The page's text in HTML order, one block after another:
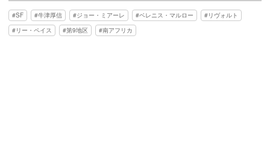
SF 牛津厚信 ジョー・ミアーレ ベレニス・マルロー
リヴォルト
リー・ペイス
第9地区 南アフリカ